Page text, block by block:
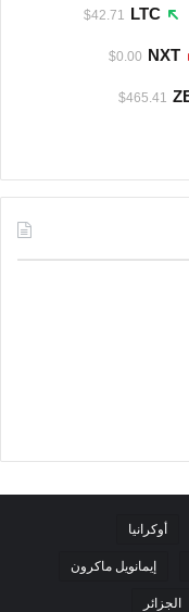
LTC
$42.71
NXT
$0.00
$465.41
أوكرانيا
إيمانويل ماكرون
الجزائر